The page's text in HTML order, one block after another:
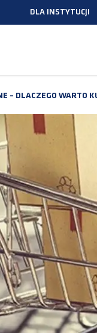
DLA INSTYTUCJI
– DLACZEGO WARTO